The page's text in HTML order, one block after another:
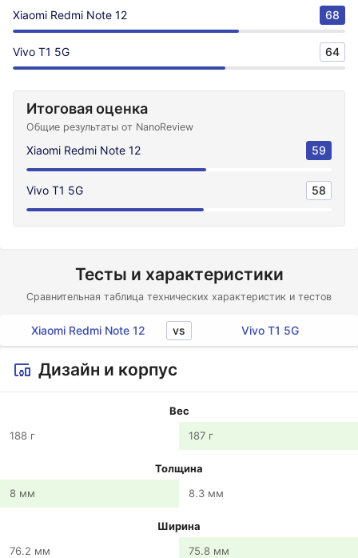
Xiaomi Redmi Note 12 68
Vivo T1 5G 64
Итоговая оценка
Общие результаты от NanoReview
Xiaomi Redmi Note 12 59
Vivo T1 5G 58
Тесты и характеристики
Сравнительная таблица технических характеристик и тестов
Xiaomi Redmi Note 12 vs Vivo T1 5G
Дизайн и корпус
Вес
188 г
187 г
Толщина
8 мм
8.3 мм
Ширина
76.2 мм
75.8 мм